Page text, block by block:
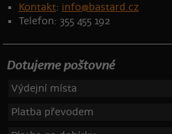
Kontakt: info@bastard.cz
Telefon: 355 455 192
Dotujeme poštovné
Výdejní místa
Platba převodem